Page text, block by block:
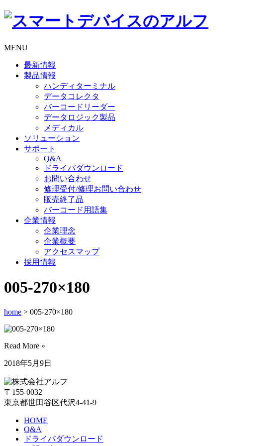
MENU
最新情報
製品情報
ハンディターミナル
データコレクタ
バーコードリーダー
データロジック製品
メディカル
ソリューション
サポート
Q&A
ドライバダウンロード
お問い合わせ
修理受付/修理お問い合わせ
販売終了品
バーコード用語集
企業情報
企業理念
企業概要
アクセスマップ
採用情報
005-270×180
home > 005-270×180
Read More »
2018年5月9日
〒155-0032
東京都世田谷区代沢4-41-9
HOME
Q&A
ドライバダウンロード